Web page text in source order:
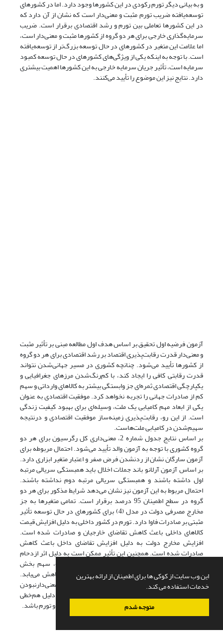
این وب سایت از کوکی ها برای اطمینان از ارائه بهترین
خدمات استفاده می کند.
متوجه شدم
و به بیانی دیگر تورم رکودی در این کشورها وجود دارد. اما در کشورهای
توسعه‌یافته ضریب تورم مثبت و معنی‌دار است که نشان از آن دارد که
در این کشورها تعاملی بین تورم و رشد اقتصادی برقرار است. ضریب
سرمایه‌گذاری خارجی برای هر دو گروه از کشورها مثبت و معنی‌دار است،
اما علامت این متغیر در کشورهای در حال توسعه بزرگ‌تر از توسعه‌یافته
است. با توجه به اینکه یکی از ویژگی‌های کشورهای در حال توسعه کمبود
سرمایه است، تأثیر جریان سرمایه خارجی به این کشورها اهمیت بیشتری
دارد. نتایج نیز این موضوع را تأیید می‌کنند.
آزمون فرضیه اول تحقیق بر اساس هدف اول مطالعه مبنی بر تأثیر مثبت
و معنی‌دار قدرت رقابت‌پذیری اقتصاد بر رشد اقتصادی برای هر دو گروه
از کشورها تأیید می‌شود. چنانچه کشوری در مسیر جهانی‌شدن نتواند
قدرت رقابتی کافی را ایجاد کند، با کم‌رنگ‌شدن مرزهای جغرافیایی و
یکپارچگی اقتصادی ثمره‌ای جز وابستگی بیشتر به کالاهای وارداتی و سهم
کم از صادرات جهانی را تجربه نخواهد کرد. موفقیت اقتصادی به عنوان
یکی از ابعاد مهم کامیابی یک ملت، وسیله‌ای برای بهبود کیفیت زندگی
است. از این رو، رقابت‌پذیری زمینه‌ساز موفقیت اقتصادی و درنتیجه
سهیم‌شدن در کامیابی ملت‌هاست.
بر اساس نتایج جدول شماره 2، معنی‌داری کل رگرسیون برای هر دو
گروه کشوری با توجه به آزمون والد تأیید می‌شود. احتمال مربوطه برای
آزمون سارگان نشان از رد‌نشدن فرض صفر و اعتبار متغیر ابزاری دارد.
بر اساس آزمون آرلانو باند جملات اخلال باید همبستگی سریالی مرتبه
اول داشته باشند و همبستگی سریالی مرتبه دوم نداشته باشند.
احتمال مربوط به این آزمون نیز نشان می‌دهد شرایط مذکور برای هر دو
گروه در سطح اطمینان 95 درصد برقرار است. تمامی متغیرها به‌ جز
مخارج مصرفی دولت در مدل (4) برای کشورهای در حال توسعه تأثیر
مثبتی بر صادرات فاوا دارد. تورم در کشور داخلی به دلیل افزایش قیمت
کالاهای داخلی باعث کاهش تقاضای خارجیان و صادرات شده است.
افزایش مخارج دولت به دلیل افزایش تقاضای داخل باعث کاهش
صادرات شده است. همچنین این تأثیر ممکن است به دلیل اثر ازدحام
خارجی باشد که در آن با افزایش سهم مخارج دولت، سهم بخش
خصوصی کاهش پیدا می‌کند و به دنبال آن صادرات کاهش می‌یابد.
وارد‌کردن تورم و مخارج دولت به صورت همزمان باعث معنی‌دارنبودن
ضریب مخارج دولت شده است. این موضوع می‌تواند به دلیل هم‌خطی
بین افزایش مخارج دولت (و به تبع آن ایجاد کسری بودجه) و تورم باشد.